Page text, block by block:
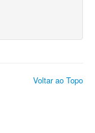
Voltar ao Topo